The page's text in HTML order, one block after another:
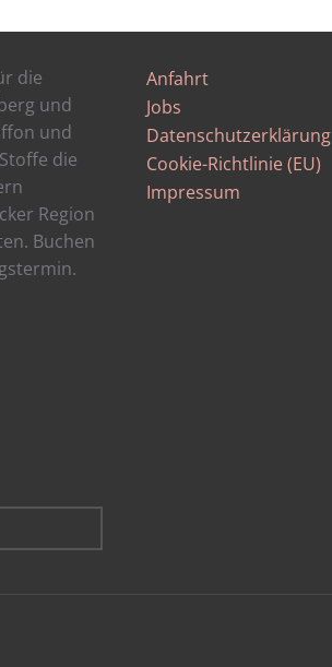
die
und
und
die
Region
Buchen
Anfahrt
Jobs
Datenschutzerklärung
Cookie-Richtlinie (EU)
Impressum